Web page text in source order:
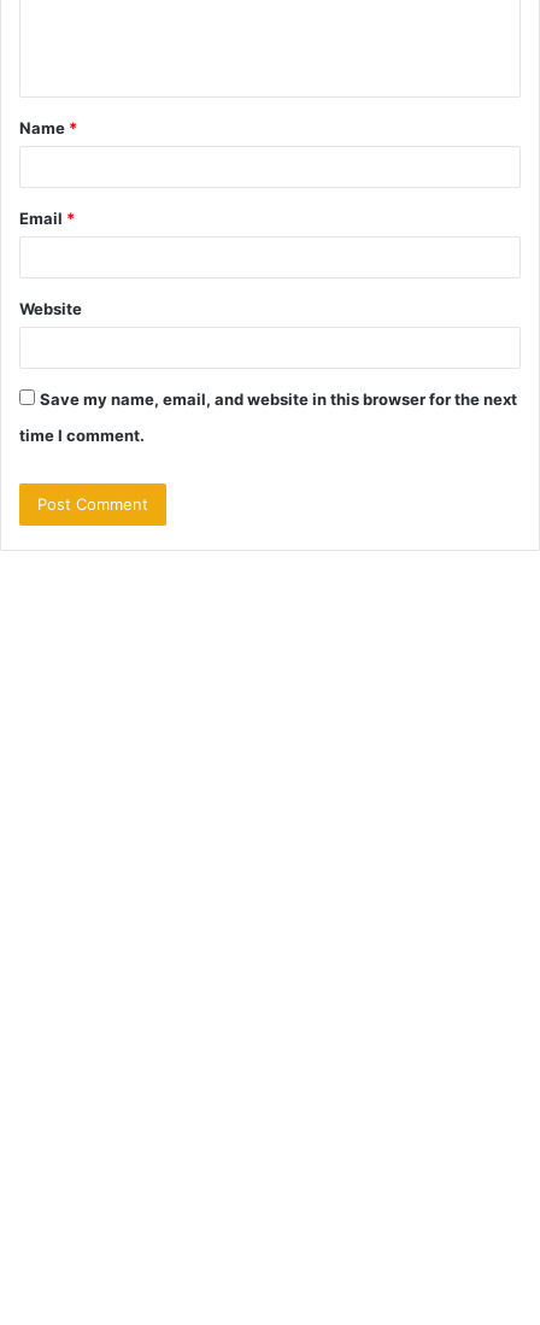
t
*
Name *
Email *
Website
Save my name, email, and website in this browser for the next
time I comment.